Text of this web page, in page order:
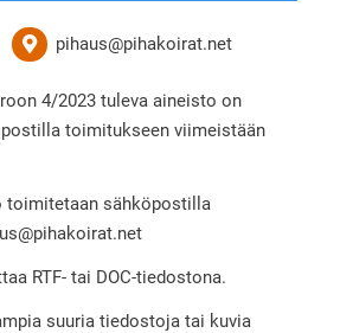
pihaus@pihakoirat.net
4/2023 tuleva aineisto on
toimitukseen viimeistään
toimitetaan sähköpostilla
RTF- tai DOC-tiedostona.
suuria tiedostoja tai kuvia